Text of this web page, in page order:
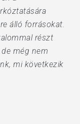
álló forrásokat.
részt
még nem
mi következik